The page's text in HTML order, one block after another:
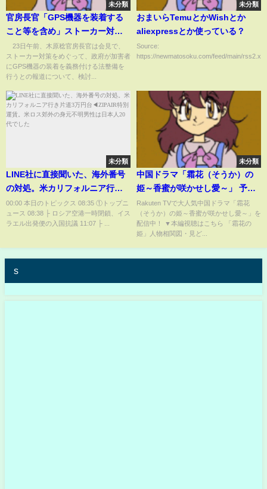
未分類
官房長官「GPS機器を装着する
こと等を含め」ストーカー対策
強化へ 法整備の必要性も検討
(ABEMA TIMES)
23日午前、木原稔官房長官は会見で、
ストーカー対策をめぐって、政府が加害者
にGPS機器の装着を義務付ける法整備を
行うとの報道について、検討...
未分類
おまいらTemuとかWishとか
aliexpressとか使っている？
Source:
https://newmatosoku.com/feed/main/
未分類
LINE社に直接聞いた、海外番号
の対処。米カリフォルニア行き
片道3万円台◀ZIPAIR特別運賃。
米ロス郊外の身元不明男性は日
本人20代でした
00:00 本日のトピックス 08:35 ①トップニ
ュース 08:38 ├ ロシア空港一時閉鎖、イス
ラエル出発便の入国抗議 11:07 ├ ...
未分類
中国ドラマ「霜花（そうか）の
姫～香蜜が咲かせし愛～」 予告
編
Rakuten TVで大人気中国ドラマ「霜花
（そうか）の姫～香蜜が咲かせし愛～」を
配信中！ ▼本編視聴はこちら 「霜花の
姫」人物相関図・見ど...
s